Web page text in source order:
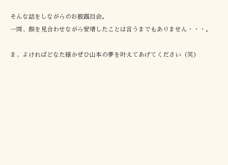
そんな話をしながらのお披露目会。
一同、顔を見合わせながら安堵したことは言うまでもありません・・・。
ま、よければどなた様かぜひ山本の夢を叶えてあげてください（笑）